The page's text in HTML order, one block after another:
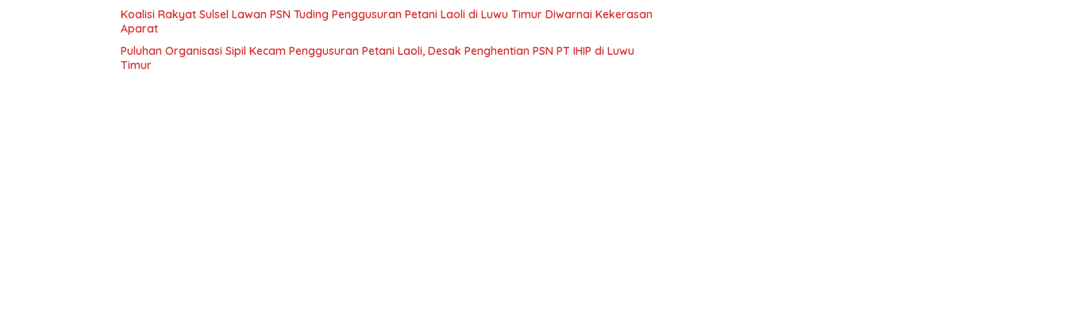
Koalisi Rakyat Sulsel Lawan PSN Tuding Penggusuran Petani Laoli di Luwu Timur Diwarnai Kekerasan
Aparat
Puluhan Organisasi Sipil Kecam Penggusuran Petani Laoli, Desak Penghentian PSN PT IHIP di Luwu
Timur